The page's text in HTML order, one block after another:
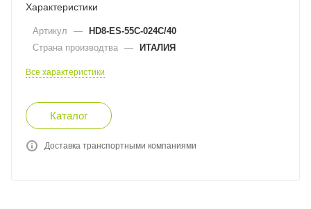
Характеристики
Артикул — HD8-ES-55C-024C/40
Страна производтва — ИТАЛИЯ
Все характеристики
Каталог
Доставка транспортными компаниями